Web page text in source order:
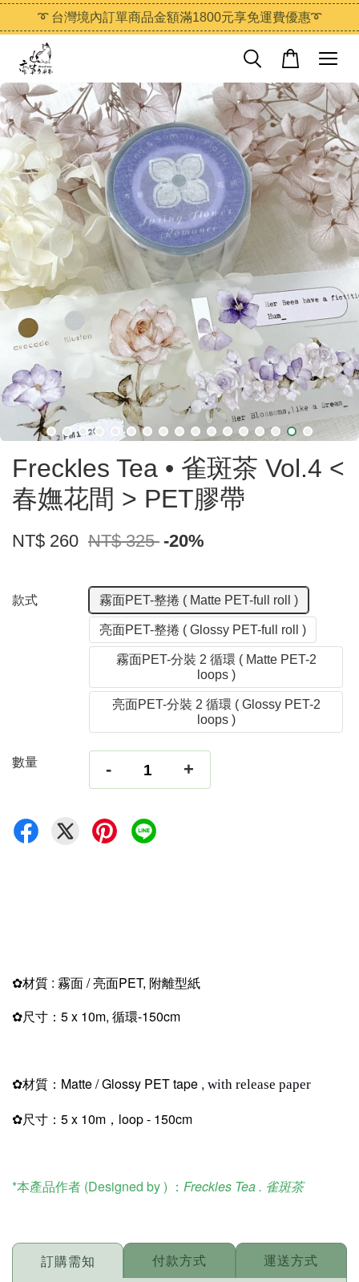
➰ 台灣境內訂單商品金額滿1800元享免運費優惠➰
Freckles Tea • 雀斑茶 Vol.4 <
春嫵花間 > PET膠帶
NT$ 260 NT$ 325 -20%
款式 霧面PET-整捲 ( Matte PET-full roll )
亮面PET-整捲 ( Glossy PET-full roll )
霧面PET-分裝 2 循環 ( Matte PET-2
loops )
亮面PET-分裝 2 循環 ( Glossy PET-2
loops )
數量 - +
✿材質 : 霧面 / 亮面PET, 附離型紙
✿尺寸：5 x 10m, 循環-150cm
✿材質：Matte /Glossy PET tape , with release paper
✿尺寸： 5 x 10m ，loop - 150cm
*本產品作者 (Designed by ) ： Freckles Tea . 雀斑茶
訂購需知 付款方式 運送方式